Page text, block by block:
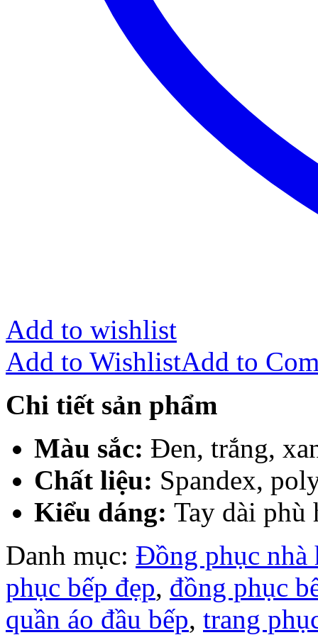
Add to wishlist
Add to WishlistAdd to
Chi tiết sản phẩm
Màu sắc: Đen, trắng,
Chất liệu: Spandex,
Kiểu dáng: Tay dài phù
Danh mục: Đồng phục nhà
phục bếp đẹp, đồng phục
quần áo đầu bếp, trang